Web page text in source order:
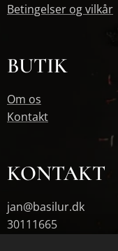
Betingelser og vilkår
BUTIK
Om os
Kontakt
KONTAKT
jan@basilur.dk
30111665